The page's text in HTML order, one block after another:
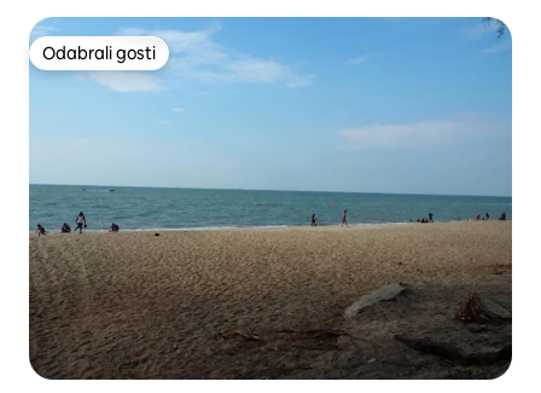
Odabrali gosti
Odabrali gosti